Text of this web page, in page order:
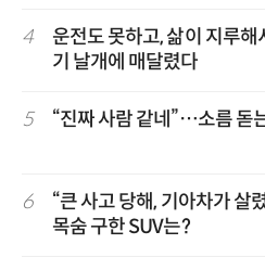
4
운전도 못하고, 삶이 지루
기 날개에 매달렸다
5 “진짜 사람 같네”…소름 돋
6
“큰 사고 당해, 기아차가
목숨 구한 SUV는?